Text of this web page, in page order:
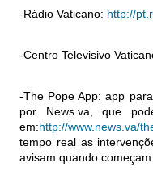
-Rádio Vaticano: http://
-Centro Televisivo
-The Pope App: app
por News.va, que
em:http://www.news.va/
tempo real as
avisam quando